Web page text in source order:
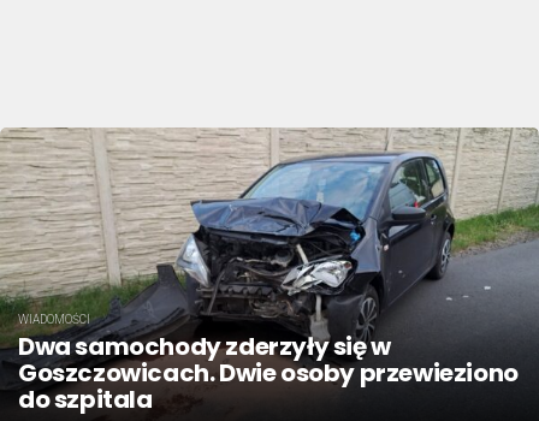
WIADOMOŚCI
Dwa samochody zderzyły się w
Goszczowicach. Dwie osoby przewieziono
do szpitala